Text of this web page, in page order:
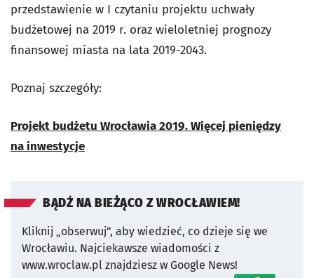
przedstawienie w I czytaniu projektu uchwały
budżetowej na 2019 r. oraz wieloletniej prognozy
finansowej miasta na lata 2019-2043.
Poznaj szczegóły:
Projekt budżetu Wrocławia 2019. Więcej pieniędzy
na inwestycje
BĄDŹ NA BIEŻĄCO Z WROCŁAWIEM!
Kliknij „obserwuj”, aby wiedzieć, co dzieje się we
Wrocławiu. Najciekawsze wiadomości z
www.wroclaw.pl znajdziesz w Google News!